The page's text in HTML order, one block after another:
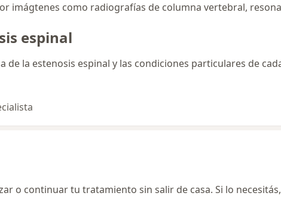
imágtenes como radiografías de columna vertebral,
espinal
de la estenosis espinal y las condiciones particulares de
o continuar tu tratamiento sin salir de casa. Si lo